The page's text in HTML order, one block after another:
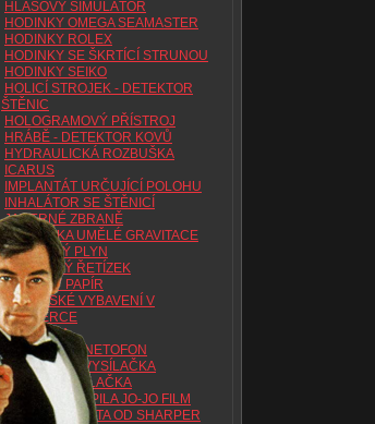
HLASOVÝ SIMULÁTOR
HODINKY OMEGA SEAMASTER
HODINKY ROLEX
HODINKY SE ŠKRTÍCÍ STRUNOU
HODINKY SEIKO
HOLICÍ STROJEK - DETEKTOR
ŠTĚNIC
HOLOGRAMOVÝ PŘÍSTROJ
HRÁBĚ - DETEKTOR KOVŮ
HYDRAULICKÁ ROZBUŠKA
ICARUS
IMPLANTÁT URČUJÍCÍ POLOHU
INHALÁTOR SE ŠTĚNICÍ
JADERNÉ ZBRANĚ
JEDNOTKA UMĚLÉ GRAVITACE
JEDOVATÝ PLYN
JEDOVÁTÝ ŘETÍZEK
JISKŘIVÝ PAPÍR
KASAŘSKÉ VYBAVENÍ V
TABATERCE
KLÍČENKA
KNIHA - MAGNETOFON
KOMPAKTNÍ VYSÍLAČKA
KOŠTĚ - VYSÍLAČKA
KOTOUČOVÁ PILA JO-JO FILM
KREDITNÍ KARTA OD SHARPER